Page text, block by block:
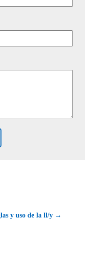
y uso de la ll/y →